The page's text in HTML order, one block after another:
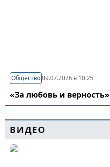
Общество09.07.2026 в 10:25
«За любовь и верность»
ВИДЕО